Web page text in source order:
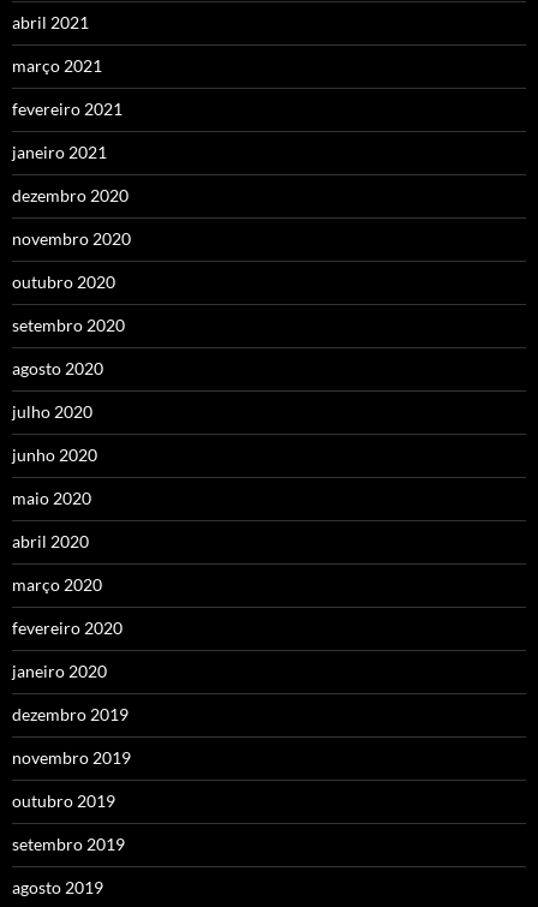
abril 2021
março 2021
fevereiro 2021
janeiro 2021
dezembro 2020
novembro 2020
outubro 2020
setembro 2020
agosto 2020
julho 2020
junho 2020
maio 2020
abril 2020
março 2020
fevereiro 2020
janeiro 2020
dezembro 2019
novembro 2019
outubro 2019
setembro 2019
agosto 2019